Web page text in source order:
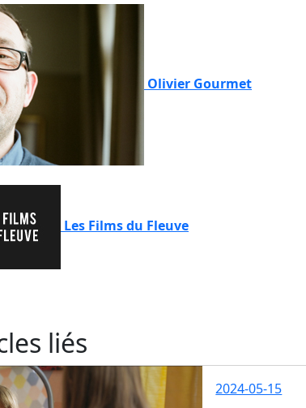
Olivier Gourmet
Les Films du Fleuve
liés
2024-05-15